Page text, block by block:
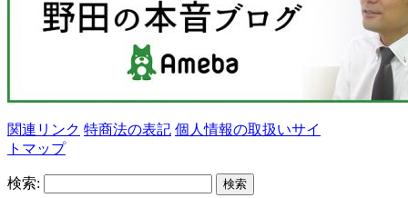
関連リンク 特商法の表記 個人情報の取扱いサイ
トマップ
検索: